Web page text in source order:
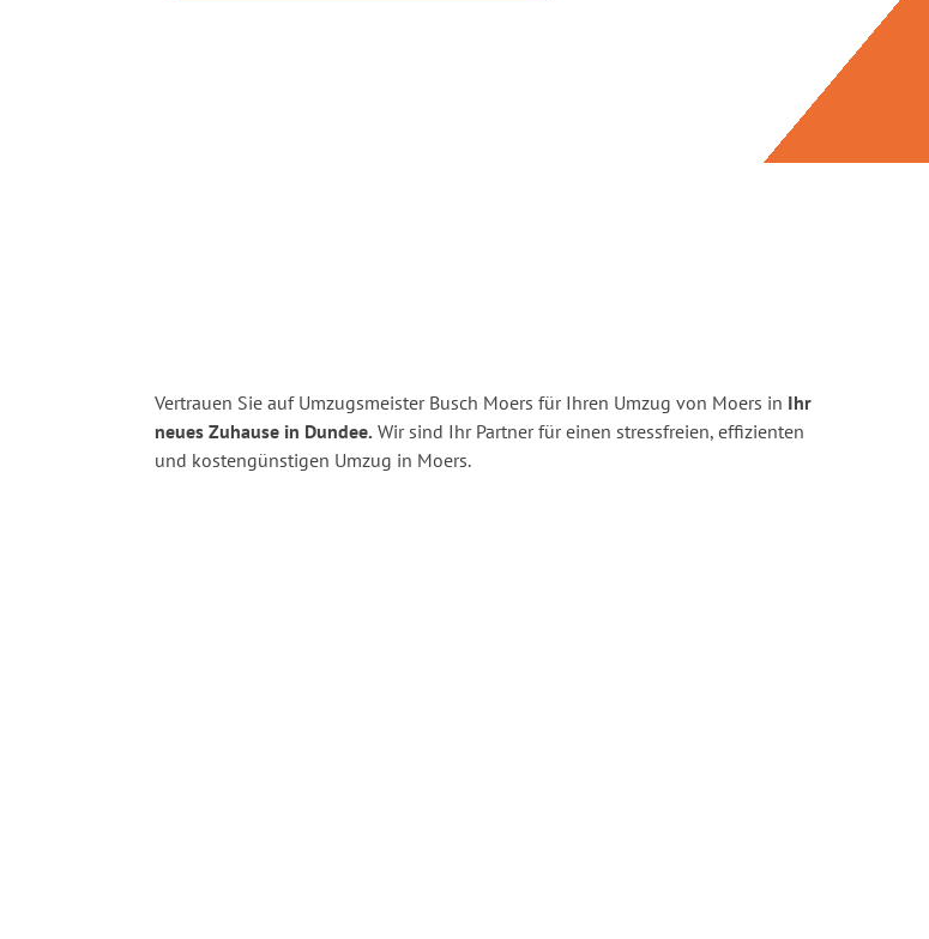
Vertrauen Sie auf Umzugsmeister Busch Moers für Ihren Umzug von Moers in Ihr
neues Zuhause in Dundee. Wir sind Ihr Partner für einen stressfreien, effizienten
und kostengünstigen Umzug in Moers.